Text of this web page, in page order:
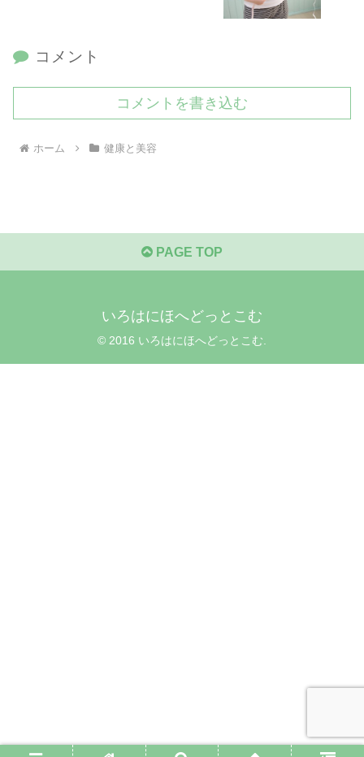
コメント
コメントを書き込む
ホーム 健康と美容
PAGE TOP
いろはにほへどっとこむ
© 2016 いろはにほへどっとこむ.